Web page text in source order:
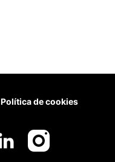
Política de cookies